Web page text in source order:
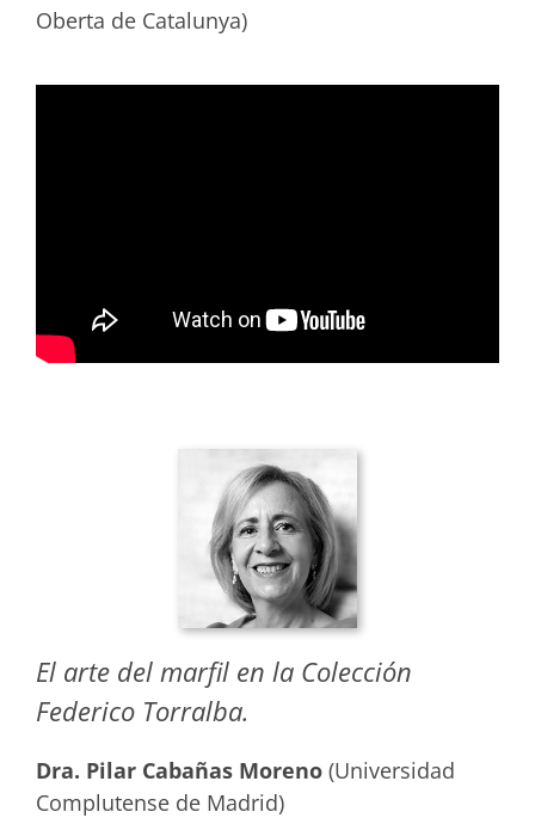
Oberta de Catalunya)
El arte del marfil en la Colección
Federico Torralba.
Dra. Pilar Cabañas Moreno (Universidad
Complutense de Madrid)